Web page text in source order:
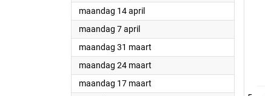
maandag 14 april2025
maandag 7 april2025
maandag 31 maart
maandag 24 maart
maandag 17 maart